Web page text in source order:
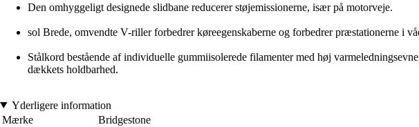
Den omhyggeligt designede slidbane reducerer støjemissionerne, især på motorveje.
sol Brede, omvendte V-riller forbedrer køreegenskaberne og forbedrer præstationerne i
Stålkord bestående af individuelle gummiisolerede filamenter med høj
dækkets holdbarhed.
Yderligere information
Mærke
Bridgestone